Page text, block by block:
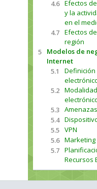
4.6 Efectos
y la
en el
4.7 Efectos
región
5
Modelos de
Internet
5.1
Definición
5.2
5.3
5.4
5.5 VPN
5.6
5.7
Recursos